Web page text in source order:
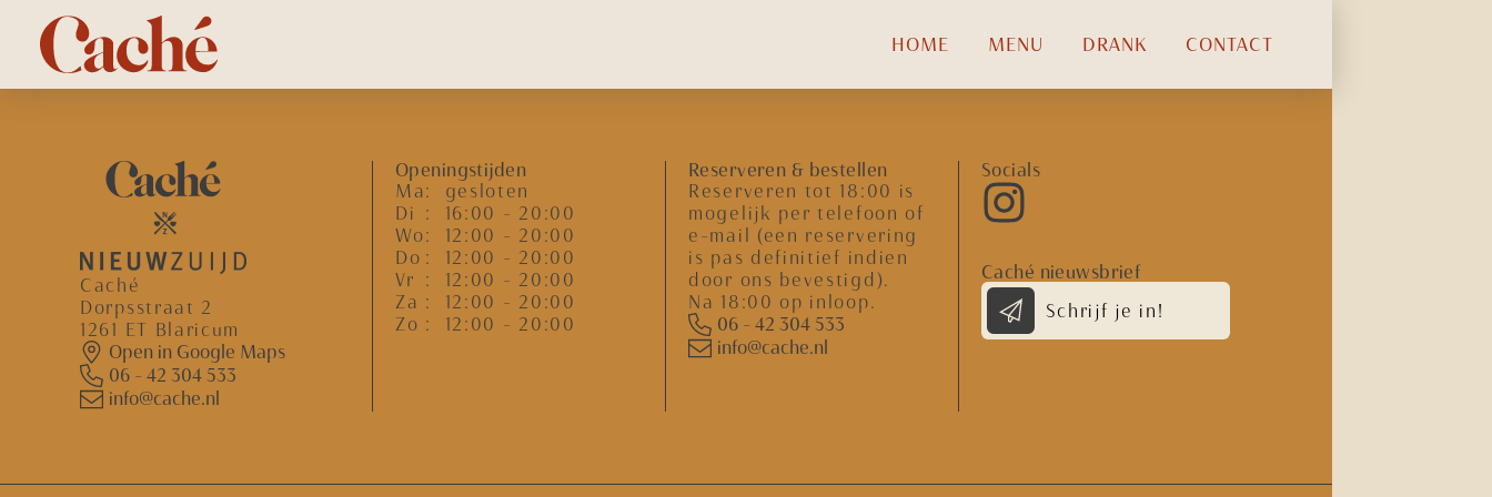
HOME MENU DRANK CONTACT
Caché
Dorpsstraat 2
1261 ET Blaricum
Open in Google Maps
06 - 42 304 533
info@cache.nl
Openingstijden
Ma
Di
Wo
Do
Vr
Za
Zo
: gesloten
: 16:00 - 20:00
: 12:00 - 20:00
: 12:00 - 20:00
: 12:00 - 20:00
: 12:00 - 20:00
: 12:00 - 20:00
Reserveren & bestellen
Reserveren tot 18:00 is
mogelijk per telefoon of
e-mail (een reservering
is pas definitief indien
door ons bevestigd).
Na 18:00 op inloop.
06 - 42 304 533
info@cache.nl
Socials
Caché nieuwsbrief
Schrijf je in!